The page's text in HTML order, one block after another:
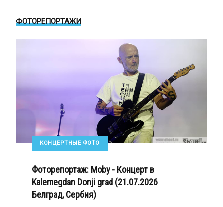
ФОТОРЕПОРТАЖИ
КОНЦЕРТНЫЕ ФОТО
Фоторепортаж: Moby - Концерт в
Kalemegdan Donji grad (21.07.2026
Белград, Сербия)